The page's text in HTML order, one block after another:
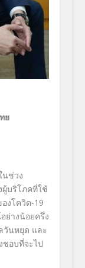
ย
นช่วง
ผู้บริโภคที่ใช้
งโควิด-19
ย่างน้อยครึ่ง
วันหยุด และ
ชอบที่จะไป